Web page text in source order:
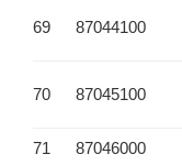
69 87044100
70 87045100
71 87046000